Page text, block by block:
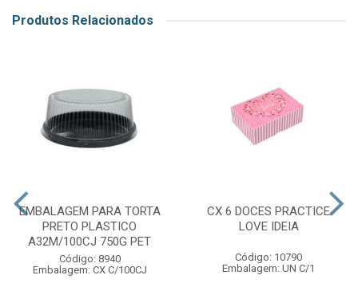
Produtos Relacionados
EMBALAGEM PARA TORTA
PRETO PLASTICO
A32M/100CJ 750G PET
Código: 8940
Embalagem: CX C/100CJ
CX 6 DOCES PRACTICE
LOVE IDEIA
Código: 10790
Embalagem: UN C/1